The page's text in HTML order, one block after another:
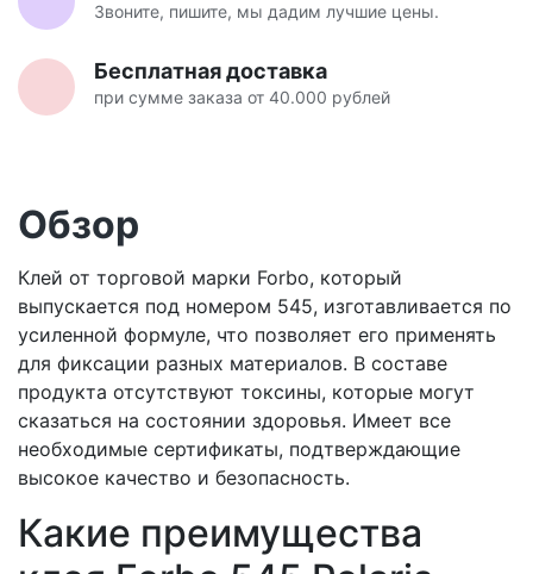
Звоните, пишите, мы дадим лучшие цены.
Бесплатная доставка
при сумме заказа от 40.000 рублей
Обзор
Клей от торговой марки Forbo, который
выпускается под номером 545, изготавливается по
усиленной формуле, что позволяет его применять
для фиксации разных материалов. В составе
продукта отсутствуют токсины, которые могут
сказаться на состоянии здоровья. Имеет все
необходимые сертификаты, подтверждающие
высокое качество и безопасность.
Какие преимущества